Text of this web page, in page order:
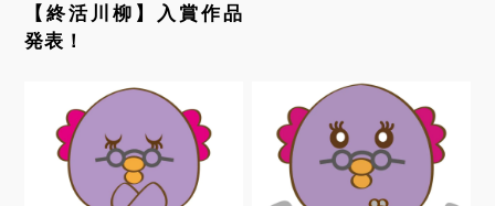
【終活川柳】入賞作品
発表！